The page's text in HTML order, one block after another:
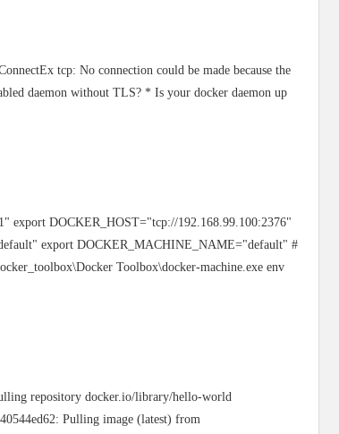
tcp: No connection could be made because the
daemon without TLS? * Is your docker daemon up
export DOCKER_HOST="tcp://192.168.99.100:2376"
export DOCKER_MACHINE_NAME="default" #
Toolbox\docker-machine.exe env
repository docker.io/library/hello-world
Pulling image (latest) from